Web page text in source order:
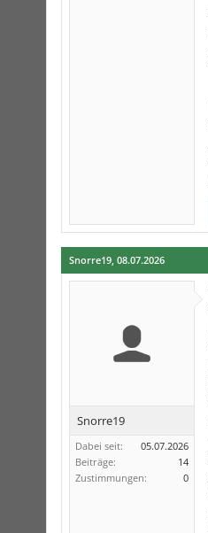
Snorre19, 08.07.2026
Snorre19
Dabei seit:
05.07.2026
Beiträge:
14
Zustimmungen:
0